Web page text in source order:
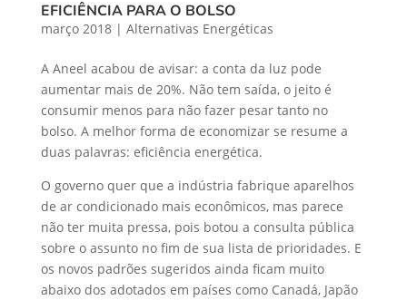
EFICIÊNCIA PARA O BOLSO
março 2018| Alternativas Energéticas
A Aneel acabou de avisar: a conta da luz pode
aumentar mais de 20%. Não tem saída, o jeito é
consumir menos para não fazer pesar tanto no
bolso. A melhor forma de economizar se resume a
duas palavras: eficiência energética.
O governo quer que a indústria fabrique aparelhos
de ar condicionado mais econômicos, mas parece
não ter muita pressa, pois botou a consulta pública
sobre o assunto no fim de sua lista de prioridades. E
os novos padrões sugeridos ainda ficam muito
abaixo dos adotados em países como Canadá, Japão